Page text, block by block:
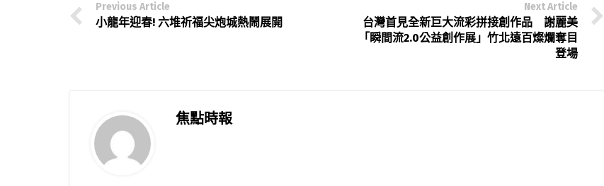
Previous Article
小龍年迎春! 六堆祈福尖炮城熱鬧展開
Next Article
台灣首見全新巨大流彩拼接創作品 謝麗美
「瞬間流2.0公益創作展」竹北遠百燦爛奪目
登場
焦點時報